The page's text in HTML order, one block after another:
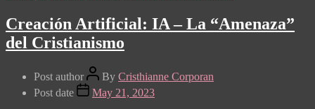
Creación Artificial: IA – La “Amenaza”
del Cristianismo
Post author By Cristhianne Corporan
Post date
May 21, 2023